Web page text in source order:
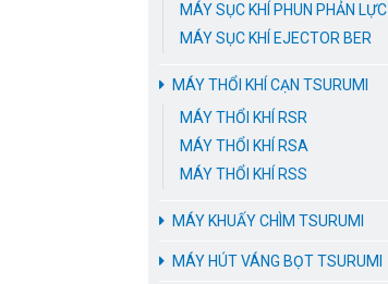
MÁY SỤC KHÍ PHUN PHẢN LỰC
MÁY SỤC KHÍ EJECTOR BER
MÁY THỔI KHÍ CẠN TSURUMI
MÁY THỔI KHÍ RSR
MÁY THỔI KHÍ RSA
MÁY THỔI KHÍ RSS
MÁY KHUẤY CHÌM TSURUMI
MÁY HÚT VÁNG BỌT TSURUMI